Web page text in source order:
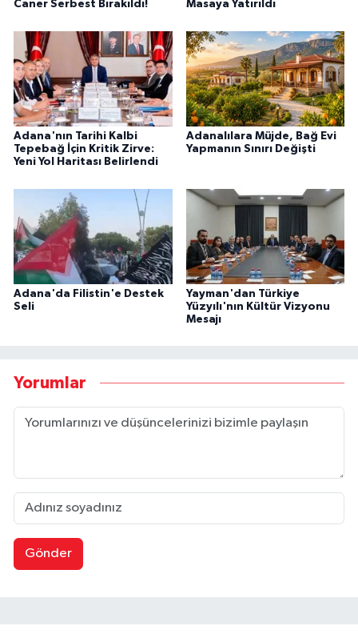
Caner Serbest Bırakıldı! Masaya Yatırıldı
Adana'nın Tarihi Kalbi
Tepebağ İçin Kritik Zirve:
Yeni Yol Haritası Belirlendi
Adanalılara Müjde, Bağ Evi
Yapmanın Sınırı Değişti
Adana'da Filistin'e Destek
Seli
Yayman'dan Türkiye
Yüzyılı'nın Kültür Vizyonu
Mesajı
Yorumlar
Gönder